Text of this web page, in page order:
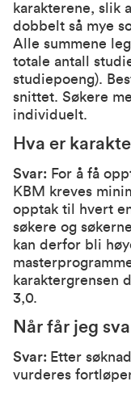
karakterene, slik
dobbelt så mye
Alle summene
totale antall
studiepoeng).
snittet. Søkere
individuelt.
Hva er
Svar: For å få
KBM kreves
opptak til hvert
søkere og
kan derfor bli
karaktergrensen
3,0.
Når får jeg
Svar: Etter
vurderes